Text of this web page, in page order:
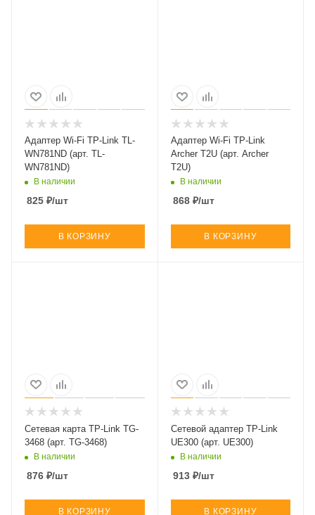
Адаптер Wi-Fi TP-Link TL-
WN781ND (арт. TL-
WN781ND)
В наличии
825 ₽/шт
В КОРЗИНУ
Адаптер Wi-Fi TP-Link
Archer T2U (арт. Archer
T2U)
В наличии
868₽/шт
В КОРЗИНУ
Сетевая карта TP-Link TG-
3468 (арт. TG-3468)
В наличии
876 ₽/шт
В КОРЗИНУ
Сетевой адаптер TP-Link
UE300 (арт. UE300)
В наличии
913₽/шт
В КОРЗИНУ